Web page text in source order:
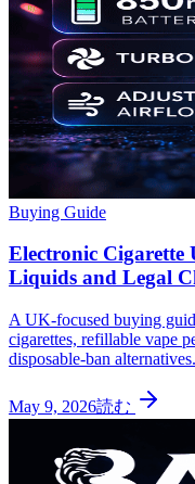
Buying Guide
Electronic Cigarette
Liquids and Legal
A UK-focused buying
cigarettes, refillable vape
disposable-ban alternatives.
May 9, 2026読む